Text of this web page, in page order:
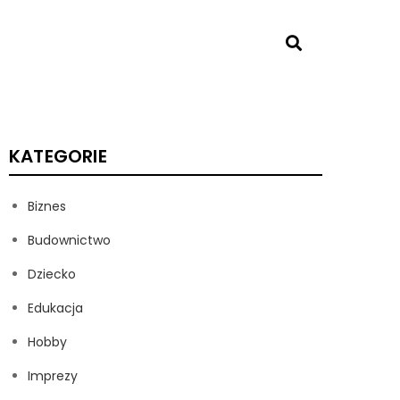
KATEGORIE
Biznes
Budownictwo
Dziecko
Edukacja
Hobby
Imprezy